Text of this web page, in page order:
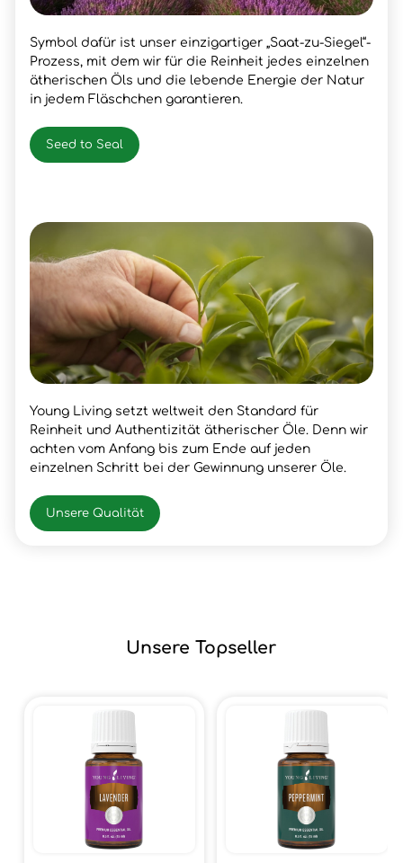
Symbol dafür ist unser einzigartiger „Saat-zu-Siegel“-
Prozess, mit dem wir für die Reinheit jedes einzelnen
ätherischen Öls und die lebende Energie der Natur
in jedem Fläschchen garantieren.
Seed to Seal
Young Living setzt weltweit den Standard für
Reinheit und Authentizität ätherischer Öle. Denn wir
achten vom Anfang bis zum Ende auf jeden
einzelnen Schritt bei der Gewinnung unserer Öle.
Unsere Qualität
Unsere Topseller